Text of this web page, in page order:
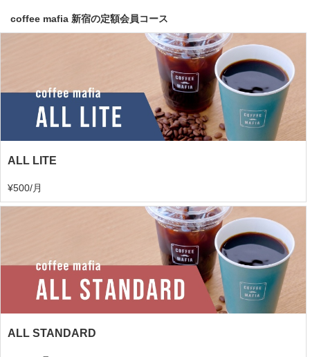
coffee mafia 新宿の定額会員コース
ALL LITE
¥500/月
ALL STANDARD